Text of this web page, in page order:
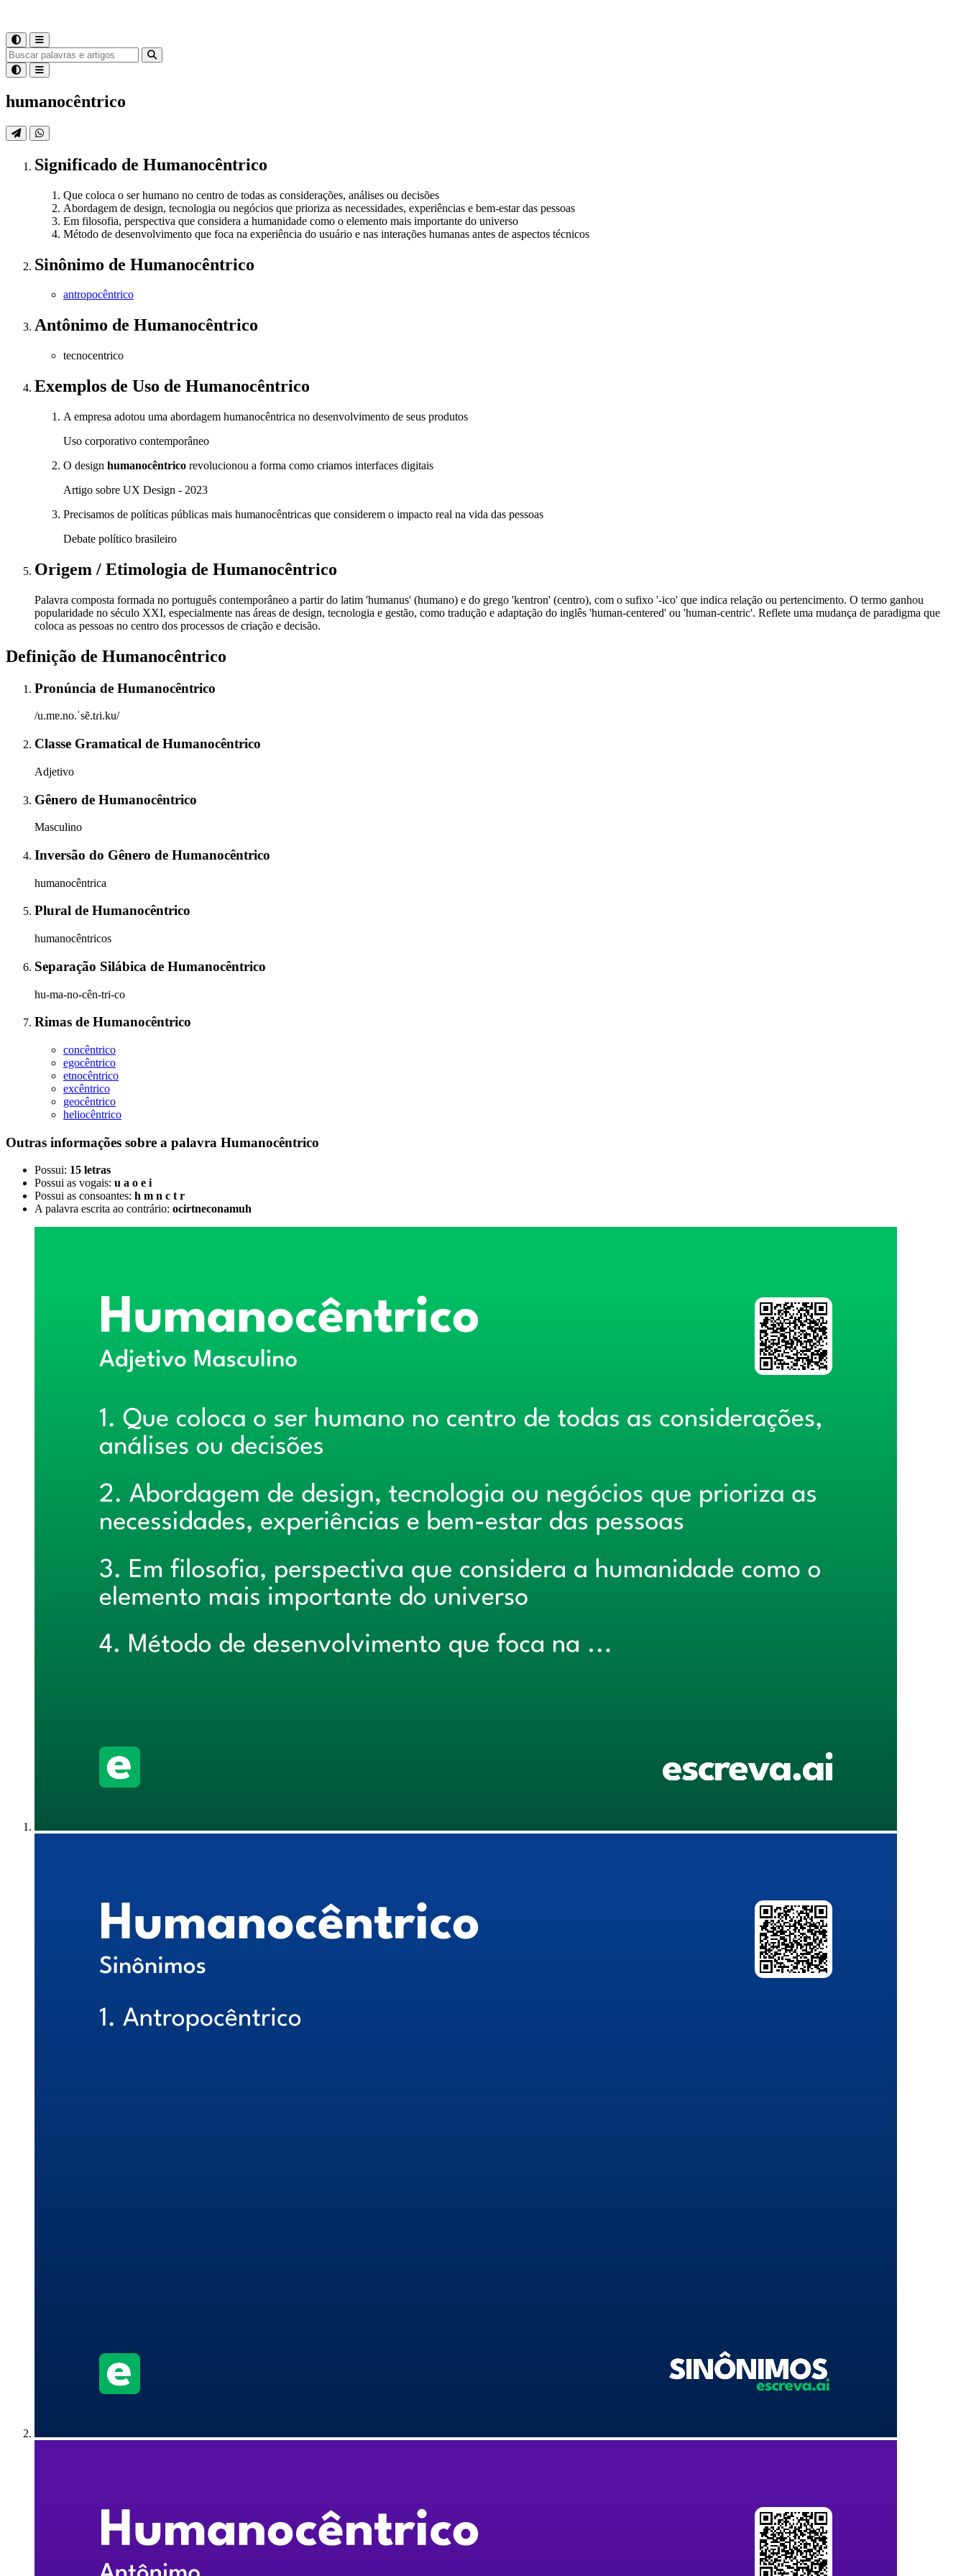
humanocêntrico
Significado de Humanocêntrico
Que coloca o ser humano no centro de todas as considerações, análises ou decisões
Abordagem de design, tecnologia ou negócios que prioriza as necessidades, experiências e bem-estar das pessoas
Em filosofia, perspectiva que considera a humanidade como o elemento mais importante do universo
Método de desenvolvimento que foca na experiência do usuário e nas interações humanas antes de aspectos técnicos
Sinônimo de Humanocêntrico
antropocêntrico
Antônimo de Humanocêntrico
tecnocentrico
Exemplos de Uso de Humanocêntrico
A empresa adotou uma abordagem humanocêntrica no desenvolvimento de seus produtos
Uso corporativo contemporâneo
O design humanocêntrico revolucionou a forma como criamos interfaces digitais
Artigo sobre UX Design - 2023
Precisamos de políticas públicas mais humanocêntricas que considerem o impacto real na vida das pessoas
Debate político brasileiro
Origem / Etimologia de Humanocêntrico
Palavra composta formada no português contemporâneo a partir do latim 'humanus' (humano) e do grego 'kentron' (centro), com o sufixo '-ico' que indica relação ou pertencimento. O termo ganhou
popularidade no século XXI, especialmente nas áreas de design, tecnologia e gestão, como tradução e adaptação do inglês 'human-centered' ou 'human-centric'. Reflete uma mudança de paradigma que
coloca as pessoas no centro dos processos de criação e decisão.
Definição de Humanocêntrico
Pronúncia de Humanocêntrico
/u.mɐ.no.ˈsẽ.tɾi.ku/
Classe Gramatical de Humanocêntrico
Adjetivo
Gênero de Humanocêntrico
Masculino
Inversão do Gênero de Humanocêntrico
humanocêntrica
Plural de Humanocêntrico
humanocêntricos
Separação Silábica de Humanocêntrico
hu-ma-no-cên-tri-co
Rimas de Humanocêntrico
concêntrico
egocêntrico
etnocêntrico
excêntrico
geocêntrico
heliocêntrico
Outras informações sobre a palavra Humanocêntrico
Possui: 15 letras
Possui as vogais: u a o e i
Possui as consoantes: h m n c t r
A palavra escrita ao contrário: ocirtneconamuh